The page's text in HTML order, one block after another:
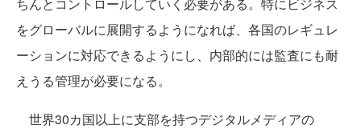
をグローバルに展開するようになれば、各国のレギュレ
ーションに対応できるようにし、内部的には監査にも耐
えうる管理が必要になる。
世界30カ国以上に支部を持つデジタルメディアの